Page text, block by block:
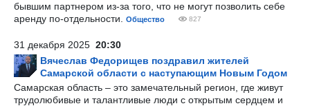
бывшим партнером из-за того, что не могут позволить себе
аренду по-отдельности.
Общество 827
31 декабря 2025 20:30
Вячеслав Федорищев поздравил жителей
Самарской области с наступающим Новым Годом
Самарская область – это замечательный регион, где живут
трудолюбивые и талантливые люди с открытым сердцем и